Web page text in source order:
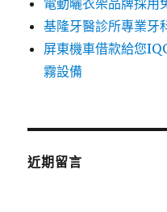
電動曬衣架品牌採用
基隆牙醫診所專業牙
屏東機車借款給您
霧設備
近期留言